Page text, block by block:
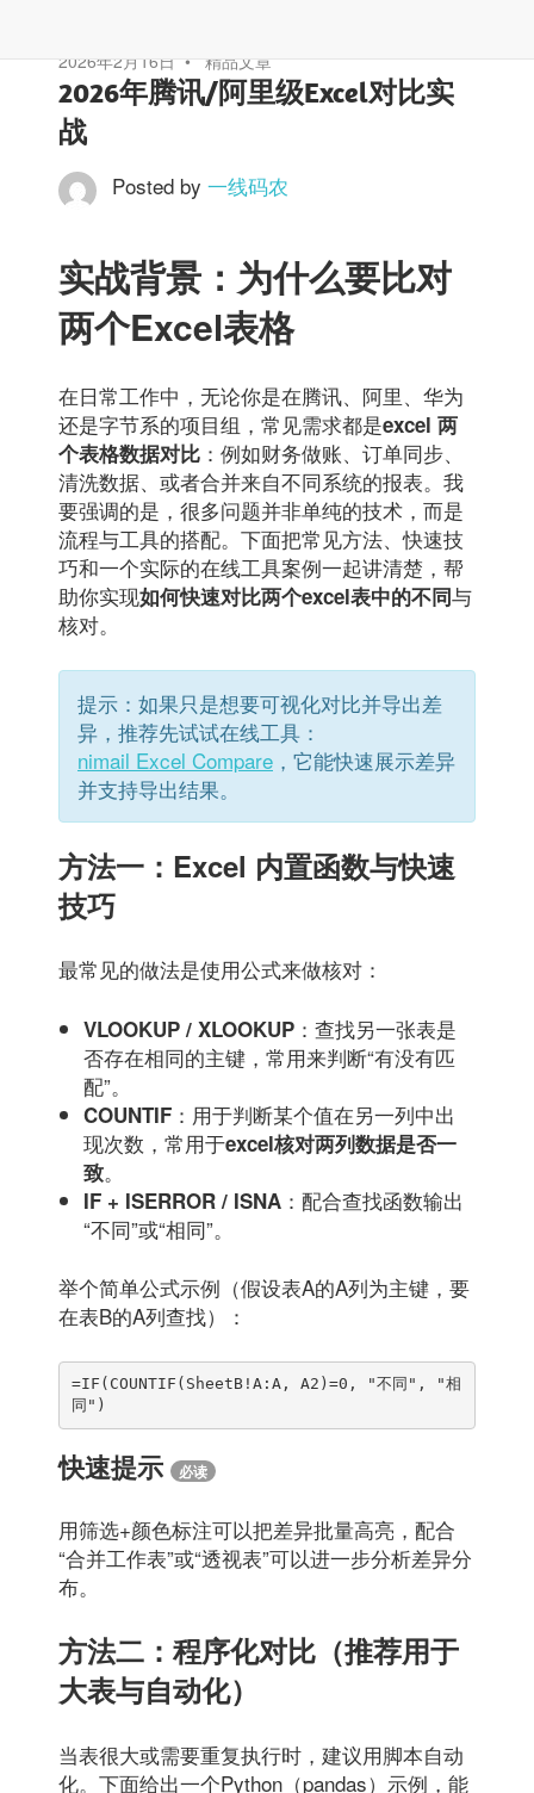
2026年2月16日 精品文章
2026年腾讯/阿里级Excel对比实
战
Posted by 一线码农
实战背景：为什么要比对
两个Excel表格
在日常工作中，无论你是在腾讯、阿里、华为
还是字节系的项目组，常见需求都是excel 两
个表格数据对比 ：例如财务做账、订单同步、
清洗数据、或者合并来自不同系统的报表。我
要强调的是，很多问题并非单纯的技术，而是
流程与工具的搭配。下面把常见方法、快速技
巧和一个实际的在线工具案例一起讲清楚，帮
助你实现如何快速对比两个excel表中的不同与
核对。
提示：如果只是想要可视化对比并导出差
异，推荐先试试在线工具：
nimail Excel Compare ，它能快速展示差异
并支持导出结果。
方法一：Excel 内置函数与快速
技巧
最常见的做法是使用公式来做核对：
VLOOKUP / XLOOKUP ：查找另一张表是
否存在相同的主键，常用来判断“有没有匹
配”。
COUNTIF ：用于判断某个值在另一列中出
现次数，常用于excel核对两列数据是否一
致。
IF + ISERROR / ISNA ：配合查找函数输出
“不同”或“相同”。
举个简单公式示例（假设表A的A列为主键，要
在表B的A列查找）：
=IF(COUNTIF(SheetB!A:A, A2)=0, "不同", "相
同")
快速提示 必读
用筛选+颜色标注可以把差异批量高亮，配合
“合并工作表”或“透视表”可以进一步分析差异分
布。
方法二：程序化对比（推荐用于
大表与自动化）
当表很大或需要重复执行时，建议用脚本自动
化。下面给出一个Python（pandas）示例，能